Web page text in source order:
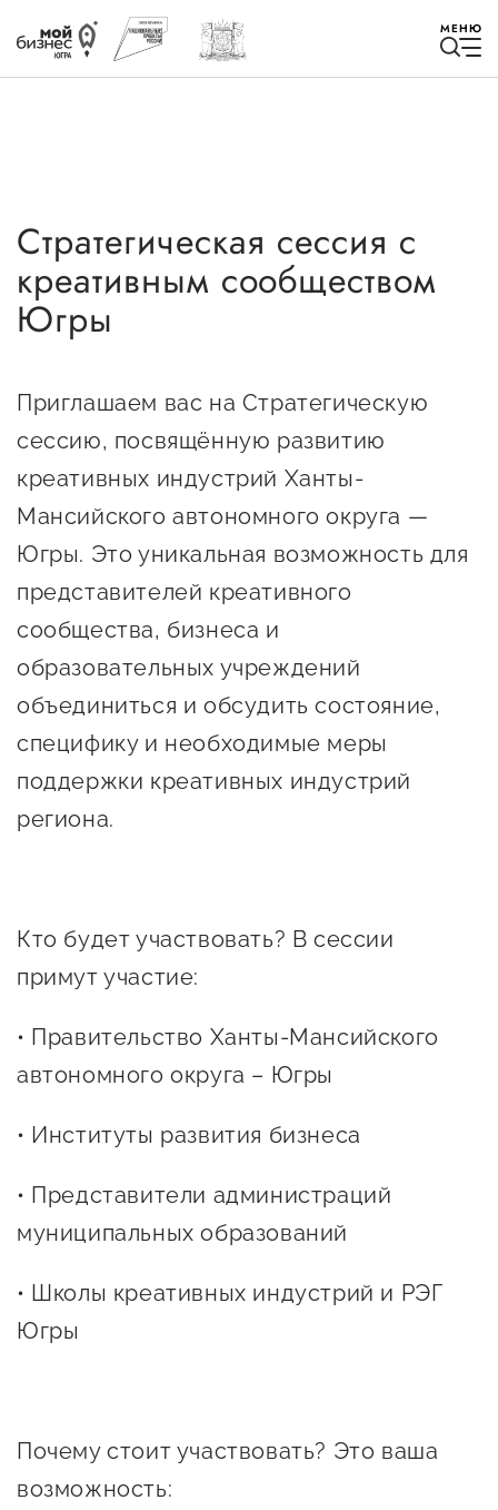
МЕНЮ
Избранное
Быть в курсе
Мероприятия
Новости
Социальные сети "Мой
Меры поддержки
Навигатор по мерам
поддержки
Имущественная поддержка
инновационно-
технологического
предпринимательства
Поддержка социальных
Поддержка экспортеров
Финансовая поддержка
Меры поддержки в условиях
давления
консультационного
сопровождения
Стратегическая сессия с
креативным сообществом
Югры
Приглашаем вас на Стратегическую
сессию, посвящённую развитию
креативных индустрий Ханты-
Мансийского автономного округа —
Югры. Это уникальная возможность для
представителей креативного
сообщества, бизнеса и
образовательных учреждений
объединиться и обсудить состояние,
специфику и необходимые меры
поддержки креативных индустрий
региона.
Кто будет участвовать? В сессии
примут участие:
• Правительство Ханты-Мансийского
автономного округа – Югры
• Институты развития бизнеса
• Представители администраций
муниципальных образований
• Школы креативных индустрий и РЭГ
Югры
Почему стоит участвовать? Это ваша
возможность: